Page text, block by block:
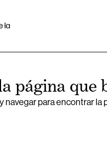
página que
y navegar para encontrar la